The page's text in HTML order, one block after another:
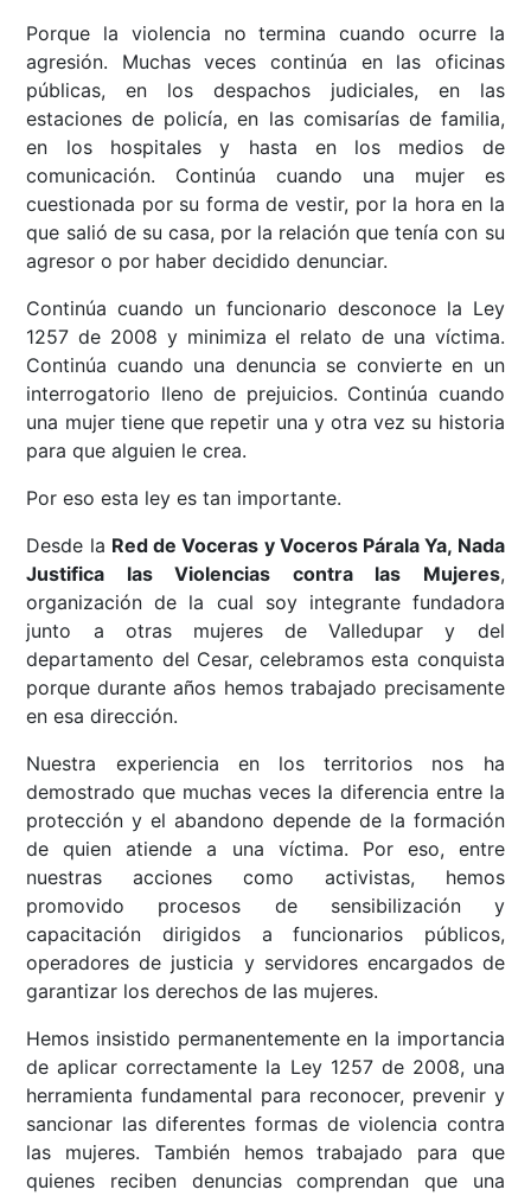
Porque la violencia no termina cuando ocurre la
agresión. Muchas veces continúa en las oficinas
públicas, en los despachos judiciales, en las
estaciones de policía, en las comisarías de familia,
en los hospitales y hasta en los medios de
comunicación. Continúa cuando una mujer es
cuestionada por su forma de vestir, por la hora en la
que salió de su casa, por la relación que tenía con su
agresor o por haber decidido denunciar.
Continúa cuando un funcionario desconoce la Ley
1257 de 2008 y minimiza el relato de una víctima.
Continúa cuando una denuncia se convierte en un
interrogatorio lleno de prejuicios. Continúa cuando
una mujer tiene que repetir una y otra vez su historia
para que alguien le crea.
Por eso esta ley es tan importante.
Desde la Red de Voceras y Voceros Párala Ya, Nada
Justifica las Violencias contra las Mujeres,
organización de la cual soy integrante fundadora
junto a otras mujeres de Valledupar y del
departamento del Cesar, celebramos esta conquista
porque durante años hemos trabajado precisamente
en esa dirección.
Nuestra experiencia en los territorios nos ha
demostrado que muchas veces la diferencia entre la
protección y el abandono depende de la formación
de quien atiende a una víctima. Por eso, entre
nuestras acciones como activistas, hemos
promovido procesos de sensibilización y
capacitación dirigidos a funcionarios públicos,
operadores de justicia y servidores encargados de
garantizar los derechos de las mujeres.
Hemos insistido permanentemente en la importancia
de aplicar correctamente la Ley 1257 de 2008, una
herramienta fundamental para reconocer, prevenir y
sancionar las diferentes formas de violencia contra
las mujeres. También hemos trabajado para que
quienes reciben denuncias comprendan que una